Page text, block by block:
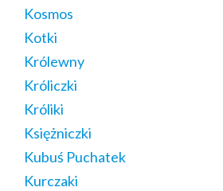
Kosmos
Kotki
Królewny
Króliczki
Króliki
Księżniczki
Kubuś Puchatek
Kurczaki